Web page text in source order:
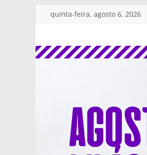
Pular
conteúdo
quinta-feira, agosto 6, 2026
SINDSERV
JAGUARIÚNA
Públicos
Municipais
Jaguariúna